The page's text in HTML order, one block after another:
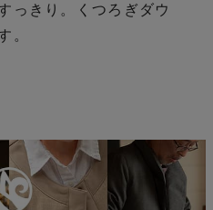
っきり。くつろぎダウ
。